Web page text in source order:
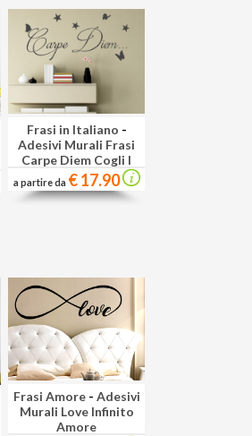
Frasi in Italiano -
Adesivi Murali Frasi
Carpe Diem Cogli l
a partire da € 17.90
Frasi Amore - Adesivi
Murali Love Infinito
Amore